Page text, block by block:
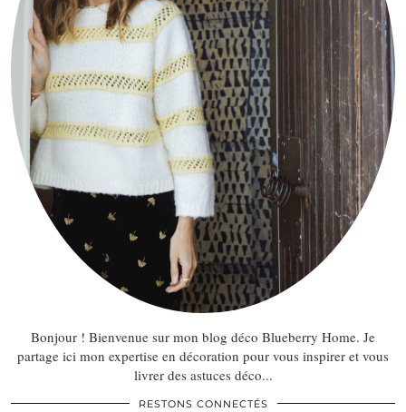
Bonjour ! Bienvenue sur mon blog déco Blueberry Home. Je
partage ici mon expertise en décoration pour vous inspirer et vous
livrer des astuces déco...
RESTONS CONNECTÉS